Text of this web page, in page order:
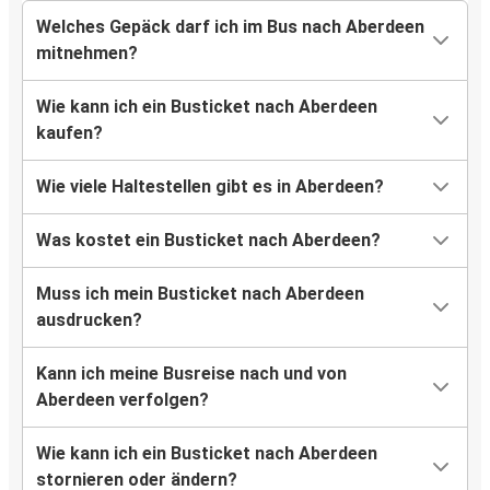
Welches Gepäck darf ich im Bus nach Aberdeen
mitnehmen?
Wie kann ich ein Busticket nach Aberdeen
kaufen?
Wie viele Haltestellen gibt es in Aberdeen?
Was kostet ein Busticket nach Aberdeen?
Muss ich mein Busticket nach Aberdeen
ausdrucken?
Kann ich meine Busreise nach und von
Aberdeen verfolgen?
Wie kann ich ein Busticket nach Aberdeen
stornieren oder ändern?